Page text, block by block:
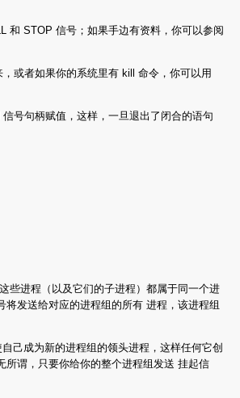
和 STOP 信号；如果手边有资料，你可以参阅
或者如果你的系统里有 kill 命令，你可以用
号句柄赋值，这样，一旦退出了闭合的语句
些进程（以及它们的子进程）都属于同一个进
发送给对应的进程组的所有 进程，该进程组
己成为新的进程组的领头进程，这样任何它创
谓，只要你给你的整个进程组发送 挂起信